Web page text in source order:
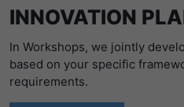
INNOVATION
In Workshops, we jointly
based on your specific
requirements.
目的
谷歌分析使用
度，并将数据
上。
um die
Bewerbungs-
messen und
名字 li_gc
提供者 LinkedIn
显示